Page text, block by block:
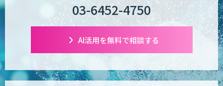
03-6452-4750
AI活用を無料で相談する